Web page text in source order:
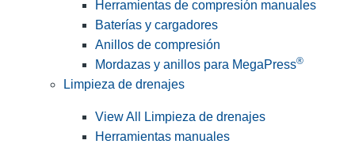
Herramientas de compresión manuales
Baterías y cargadores
Anillos de compresión
Mordazas y anillos para MegaPress®
Limpieza de drenajes
View All Limpieza de drenajes
Herramientas manuales